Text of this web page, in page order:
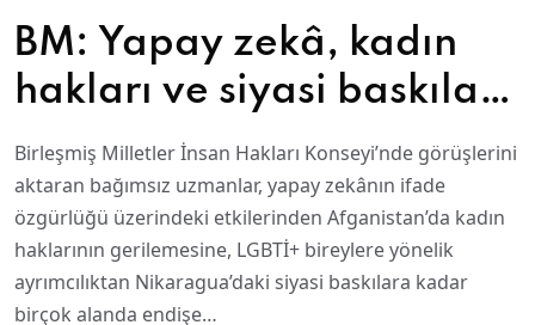
BM: Yapay zekâ, kadın
hakları ve siyasi baskılar
mercek altında
Birleşmiş Milletler İnsan Hakları Konseyi’nde görüşlerini
aktaran bağımsız uzmanlar, yapay zekânın ifade
özgürlüğü üzerindeki etkilerinden Afganistan’da kadın
haklarının gerilemesine, LGBTİ+ bireylere yönelik
ayrımcılıktan Nikaragua’daki siyasi baskılara kadar
birçok alanda endişe…